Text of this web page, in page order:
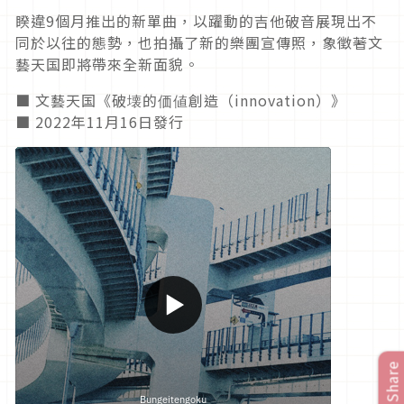
睽違9個月推出的新單曲，以躍動的吉他破音展現出不
同於以往的態勢，也拍攝了新的樂團宣傳照，象徵著文
藝天国即將帶來全新面貌。
■ 文藝天国《破壊的価値創造（innovation）》
■ 2022年11月16日發行
Share